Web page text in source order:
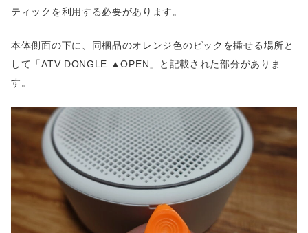
ティックを利用する必要があります。
本体側面の下に、同梱品のオレンジ色のピックを挿せる場所と
して「ATV DONGLE ▲OPEN」と記載された部分がありま
す。